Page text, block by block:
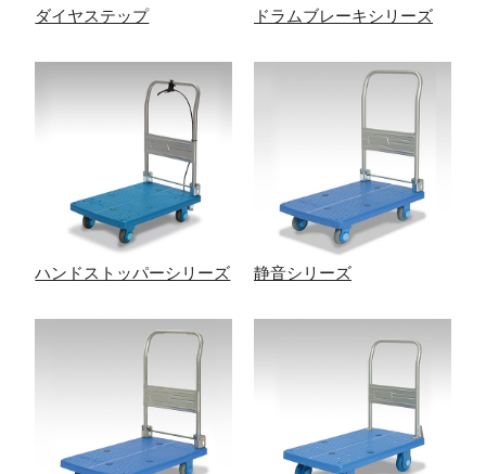
ダイヤステップ ドラムブレーキシリーズ
ハンドストッパーシリーズ 静音シリーズ